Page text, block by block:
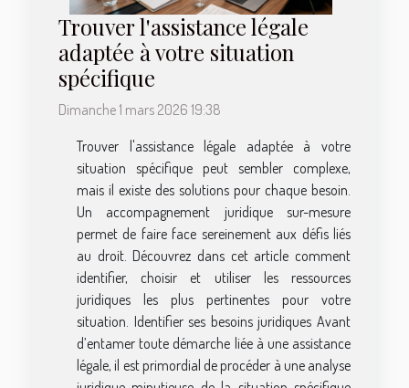
Trouver l'assistance légale
adaptée à votre situation
spécifique
Dimanche 1 mars 2026 19:38
Trouver l'assistance légale adaptée à votre
situation spécifique peut sembler complexe,
mais il existe des solutions pour chaque besoin.
Un accompagnement juridique sur-mesure
permet de faire face sereinement aux défis liés
au droit. Découvrez dans cet article comment
identifier, choisir et utiliser les ressources
juridiques les plus pertinentes pour votre
situation. Identifier ses besoins juridiques Avant
d’entamer toute démarche liée à une assistance
légale, il est primordial de procéder à une analyse